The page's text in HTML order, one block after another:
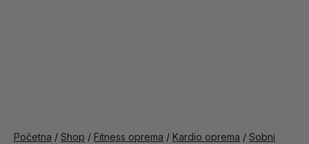
Početna / Shop / Fitness oprema / Kardio oprema / Sobni